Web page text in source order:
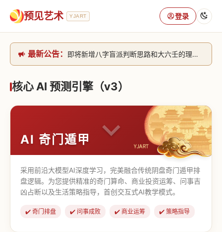
预见艺术 YJART 登录
最新公告：
即将新增八字盲派判断思路和大六壬的理气+取像判断思路。[内侧中，捐赠会员可用]2026/6/30
网站升级完成，升级全模块的算法，限时开放用户注册。2026/6/27
本站已全面接入DeepSeek-v4模型，捐赠会员支持更多功能，推理测算更精准！2026/5/28
核心 AI 预测引擎（v3）
AI 奇门遁甲
采用前沿大模型AI深度学习，完美融合传统阴盘奇门遁甲排
盘逻辑。为您提供精准的奇门算命、商业投资运筹、问事吉
凶占断以及生活策略指导，首创交互式AI教学模式。
✔️ 奇门排盘 ✔️ 问事成败 ✔️ 商业运筹 ✔️ 策略指导